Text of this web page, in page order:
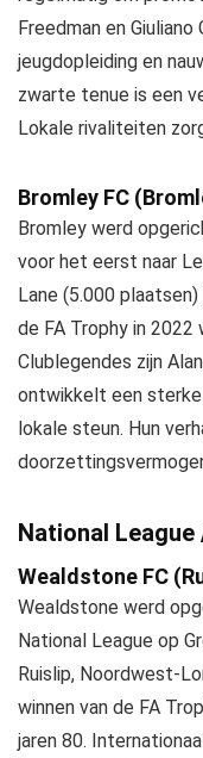
Freedman en
jeugdopleiding en
zwarte tenue is een
Lokale rivaliteiten
Bromley FC
Bromley werd
voor het eerst naar
Lane (5.000
de FA Trophy in
Clublegendes zijn
ontwikkelt een
lokale steun. Hun
National
Wealdstone FC
Wealdstone werd
National League op
Ruislip, Noordwest-
winnen van de FA
jaren 80.